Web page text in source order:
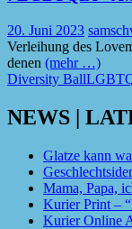
20. Juni 2023
Verleihung des
denen (mehr …)
Diversity Ball
NEWS |
Glatze kann
Mama, Papa,
Kurier Print –
Kurier Online